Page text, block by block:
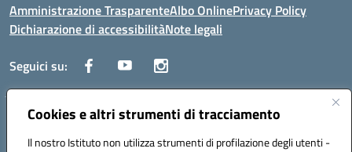
Cookies e altri strumenti di tracciamento
Il nostro Istituto non utilizza strumenti di profilazione degli utenti -
Amministrazione TrasparenteAlbo OnlinePrivacy Policy
Dichiarazione di accessibilitàNote legali
Seguici su:
Traversa Fondo d'Orto n.19B - Cap 80053 - Castellammare di Stabia
(NA) - Tel. 0818701043 - Mail: naic847006@istruzione.it - PEC: